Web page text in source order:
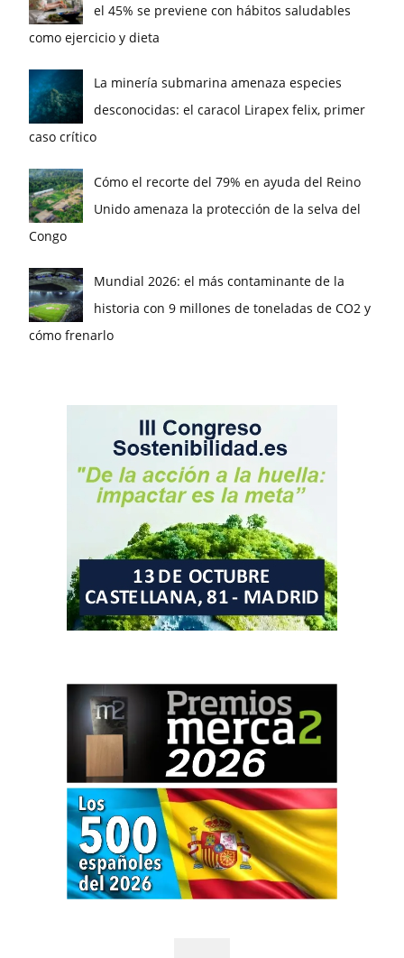
el 45% se previene con hábitos saludables
como ejercicio y dieta
La minería submarina amenaza especies
desconocidas: el caracol Lirapex felix, primer
caso crítico
Cómo el recorte del 79% en ayuda del Reino
Unido amenaza la protección de la selva del
Congo
Mundial 2026: el más contaminante de la
historia con 9 millones de toneladas de CO2 y
cómo frenarlo